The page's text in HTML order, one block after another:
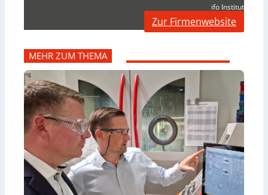
ifo Institut
Zur Firmenwebsite
MEHR ZUM THEMA